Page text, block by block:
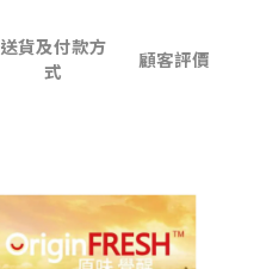
送貨及付款方
式
顧客評價